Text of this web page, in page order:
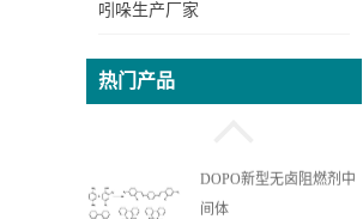
吲哚生产厂家
热门产品
OPPEA苯基苯酚乙氧基丙
DOPO新型无卤阻燃剂中
间体